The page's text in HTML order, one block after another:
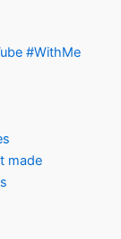
#WithMe
made